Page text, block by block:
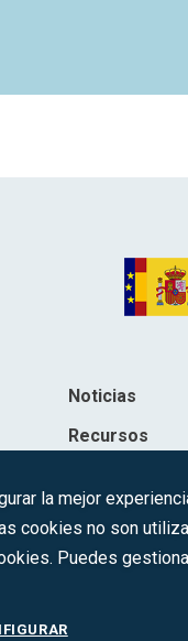
Noticias
Recursos
la mejor
cookies no son
Puedes